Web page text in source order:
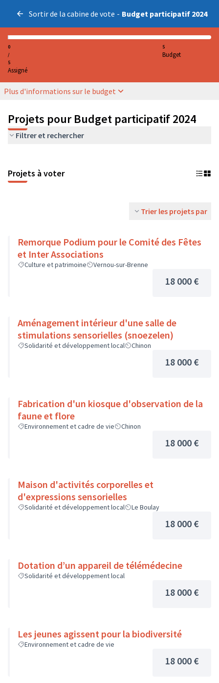
Sortir de la cabine de vote - Budget participatif 2024
0
/
5
Assigné
5
Budget
Plus d'informations sur le budget
Projets pour Budget participatif 2024
Filtrer et rechercher
Projets à voter
Trier les projets par
Remorque Podium pour le Comité des Fêtes
et Inter Associations
Culture et patrimoine Vernou-sur-Brenne
18 000 €
Aménagement intérieur d'une salle de
stimulations sensorielles (snoezelen)
Solidarité et développement local Chinon
18 000 €
Fabrication d'un kiosque d'observation de la
faune et flore
Environnement et cadre de vie Chinon
18 000 €
Maison d'activités corporelles et
d'expressions sensorielles
Solidarité et développement local Le Boulay
18 000 €
Dotation d’un appareil de télémédecine
Solidarité et développement local
18 000 €
Les jeunes agissent pour la biodiversité
Environnement et cadre de vie
18 000 €